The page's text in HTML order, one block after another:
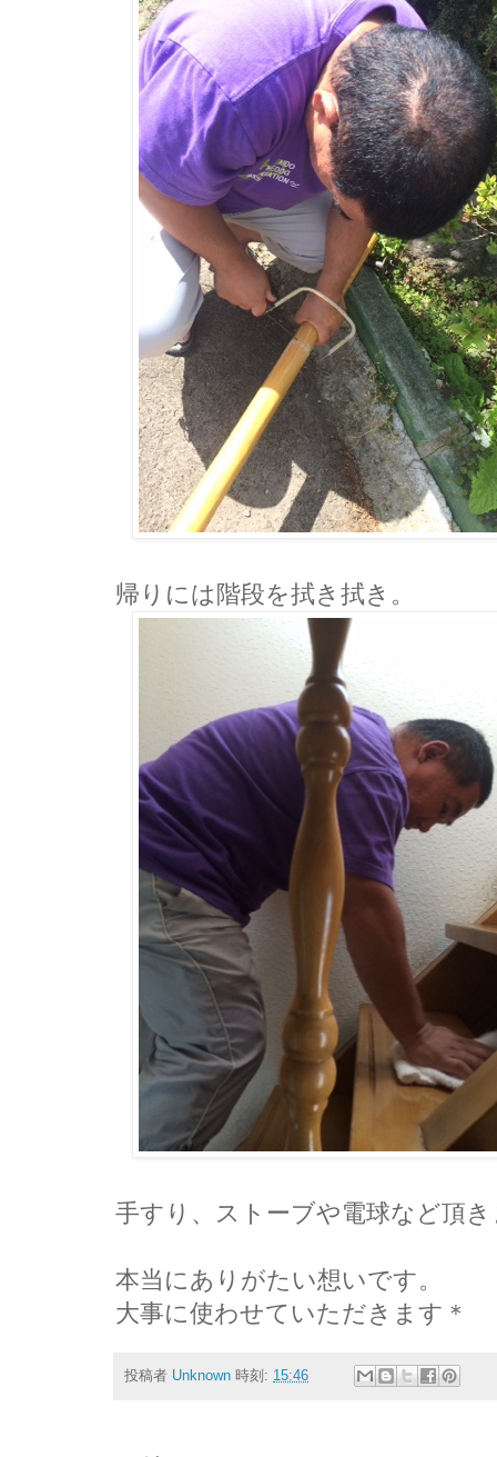
帰りには階段を拭き拭き。
手すり、ストーブや電球など頂
本当にありがたい想いです。
大事に使わせていただきます＊
投稿者 Unknown 時刻: 15:46